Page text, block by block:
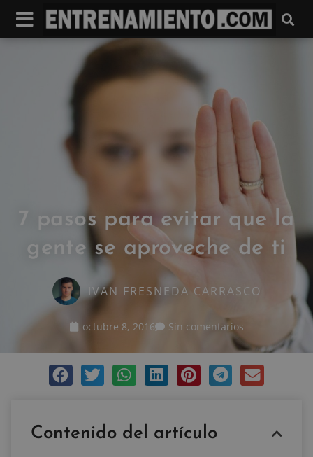
7 pasos para evitar que la
gente se aproveche de ti
IVAN FRESNEDA CARRASCO
octubre 8, 2016 Sin comentarios
Contenido del artículo